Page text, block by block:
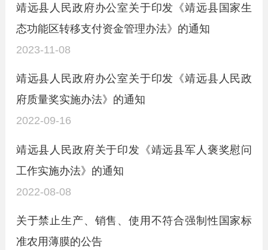
靖远县人民政府办公室关于印发《靖远县国家生
态功能区转移支付资金管理办法》的通知
2023-11-08
靖远县人民政府办公室关于印发《靖远县人民政
府质量奖实施办法》的通知
2022-09-16
靖远县人民政府关于印发《靖远县军人褒奖慰问
工作实施办法》的通知
2022-08-08
关于禁止生产、销售、使用不符合强制性国家标
准农用薄膜的公告